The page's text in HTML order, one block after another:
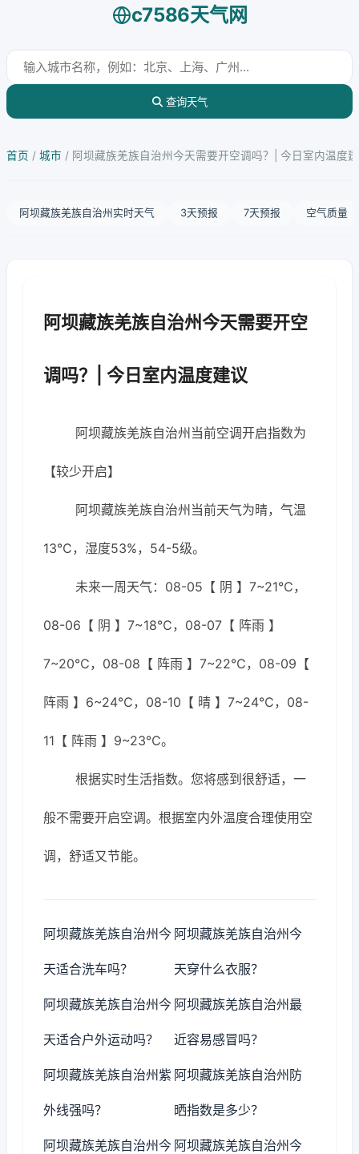
c7586天气网
查询天气
首页 / 城市 / 阿坝藏族羌族自治州今天需要开空调吗？| 今日室内温度
阿坝藏族羌族自治州实时天气 3天预报 7天预报 空气质量
阿坝藏族羌族自治州今天需要开空
调吗？| 今日室内温度建议
阿坝藏族羌族自治州当前空调开启指数为
【较少开启】
阿坝藏族羌族自治州当前天气为晴，气温
13℃，湿度53%，54-5级。
未来一周天气：08-05【 阴 】7~21℃，
08-06【 阴 】7~18℃，08-07【 阵雨 】
7~20℃，08-08【 阵雨 】7~22℃，08-09【
阵雨 】6~24℃，08-10【 晴 】7~24℃，08-
11【 阵雨 】9~23℃。
根据实时生活指数。您将感到很舒适，一
般不需要开启空调。根据室内外温度合理使用空
调，舒适又节能。
阿坝藏族羌族自治州今
天适合洗车吗？
阿坝藏族羌族自治州今
天穿什么衣服？
阿坝藏族羌族自治州今
天适合户外运动吗？
阿坝藏族羌族自治州最
近容易感冒吗？
阿坝藏族羌族自治州紫
外线强吗？
阿坝藏族羌族自治州防
晒指数是多少？
阿坝藏族羌族自治州今 阿坝藏族羌族自治州今